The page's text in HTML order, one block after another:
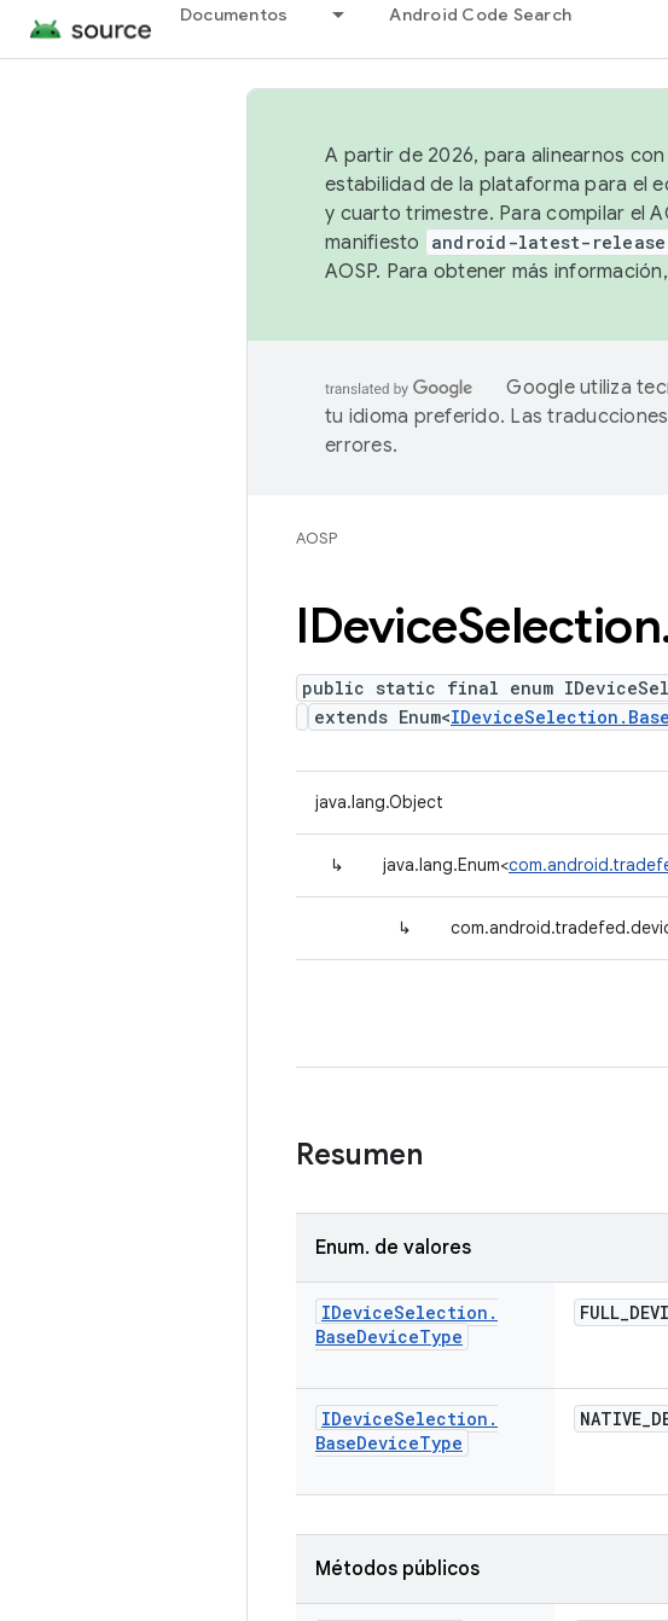
Documentos Android Code Search
A partir de 2026, para alinearnos
estabilidad de la plataforma para el
y cuarto trimestre. Para compilar el
manifiesto
android-latest-release
AOSP. Para obtener más
Google utiliza
tu idioma preferido. Las
errores.
AOSP
IDeviceSelection
public static final enum
extends Enum<
java.lang.Object
↳ java.lang.Enum<
↳
Resumen
Enum. de valores
IDeviceSelection .
BaseDeviceType
FULL_
IDeviceSelection .
BaseDeviceType
NATIVE_
Métodos públicos